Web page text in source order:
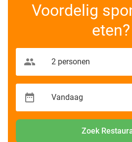
Voordelig
eten?
Zoek